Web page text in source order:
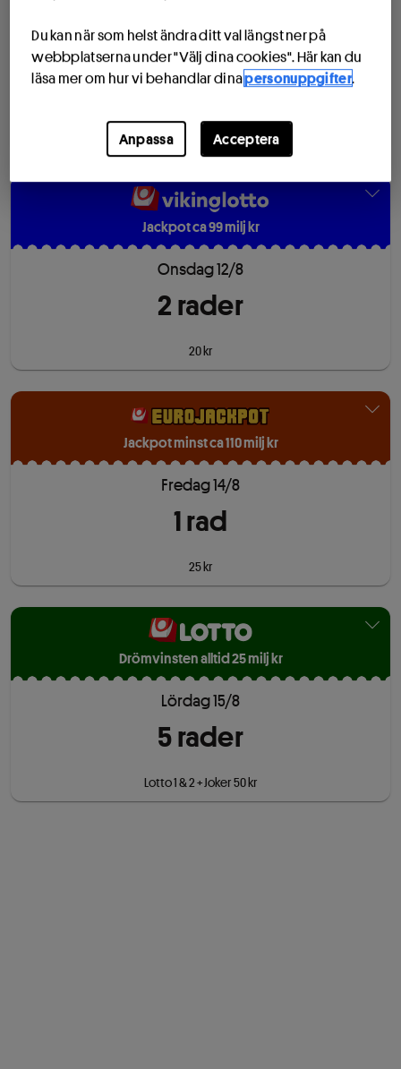
Onsdag 12/8
5rader
Lotto 1 & 2 + Joker 50 kr
Jackpot ca 99 milj kr
Onsdag 12/8
2 rader
20 kr
Jackpot minst ca 110 milj kr
Fredag 14/8
1rad
25 kr
Drömvinsten alltid 25 milj kr
Lördag 15/8
5rader
Lotto 1 & 2 + Joker 50 kr
Du kan när som helst ändra ditt val längst ner på
webbplatserna under "Välj dina cookies". Här kan du
läsa mer om hur vi behandlar dinapersonuppgifter.
Anpassa Acceptera